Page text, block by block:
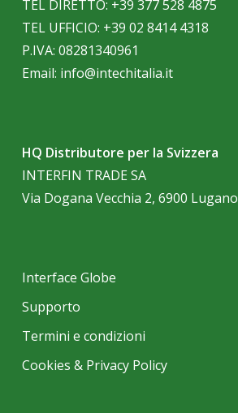
TEL DIRETTO: +39 377 528 4875
TEL UFFICIO: +39 02 8414 4318
P.IVA: 08281340961
Email: info@intechitalia.it
HQ Distributore per la Svizzera
INTERFIN TRADE SA
Via Dogana Vecchia 2, 6900 Lugano
Interface Globe
Supporto
Termini e condizioni
Cookies & Privacy Policy